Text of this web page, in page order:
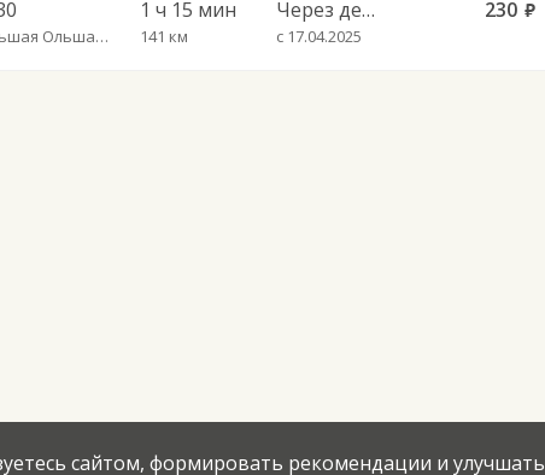
Большая Ольшанка с. пов.
1 ч 15 мин
141 км
Через день
с 17.04.2025
230 руб.
сайтом, формировать рекомендации и улучшать